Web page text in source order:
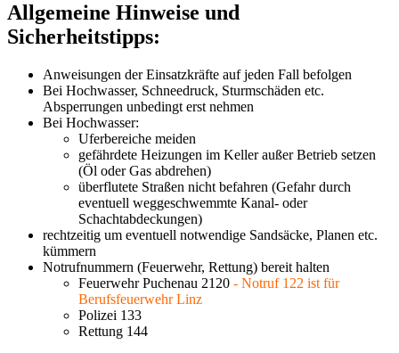
Allgemeine Hinweise und
Sicherheitstipps:
Anweisungen der Einsatzkräfte auf jeden Fall befolgen
Bei Hochwasser, Schneedruck, Sturmschäden etc.
Absperrungen unbedingt erst nehmen
Bei Hochwasser:
Uferbereiche meiden
gefährdete Heizungen im Keller außer Betrieb setzen
(Öl oder Gas abdrehen)
überflutete Straßen nicht befahren (Gefahr durch
eventuell weggeschwemmte Kanal- oder
Schachtabdeckungen)
rechtzeitig um eventuell notwendige Sandsäcke, Planen etc.
kümmern
Notrufnummern (Feuerwehr, Rettung) bereit halten
Feuerwehr Puchenau 2120 - Notruf 122 ist für
Berufsfeuerwehr Linz
Polizei 133
Rettung 144